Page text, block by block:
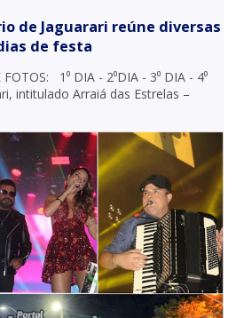
de Jaguarari reúne diversas
de festa
FOTOS: 1⁰ DIA - 2⁰DIA - 3⁰ DIA - 4⁰
intitulado Arraiá das Estrelas –